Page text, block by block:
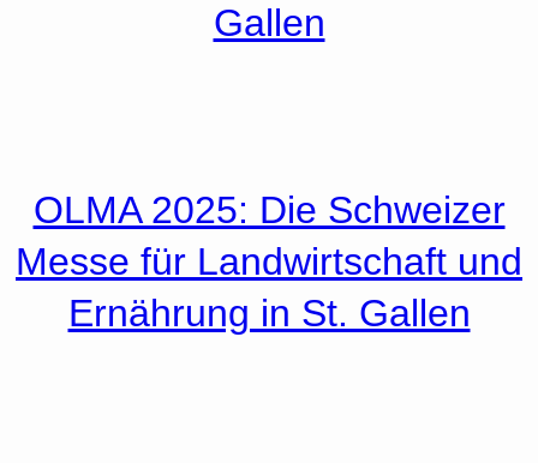
Gallen
OLMA 2025: Die Schweizer
Messe für Landwirtschaft und
Ernährung in St. Gallen